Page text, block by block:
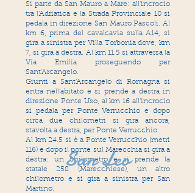
Si parte da San Mauro a Mare: all'incrocio
tra l'Adriatica e la Strada Provinciale 10 si
pedala in direzione San Mauro Pascoli. Al
km 6, prima del cavalcavia sulla A14, si
gira a sinistra per Villa Torbonia dove, km
7, si gira a destra. Al km 11.5 si attraversa la
Via Emilia proseguendo per
Sant'Arcangelo.
Giunti a Sant'Arcangelo di Romagna si
entra nell'abitato e si prende a destra in
direzione Ponte Uso, al km 16 all'incrocio
si pedala per Ponte Verrucchio e dopo
circa due chilometri si gira ancora,
stavolta a destra, per Ponte Verrucchio.
Al km 24.5 si è a Ponte Verrucchio (metri
116) e dopo il ponte sul Marecchia si gira a
destra: un chilometro e si prende la
statale 258 (Marecchiese), un altro
chilometro e si gira a sinistra per San
Martino.
San Leo